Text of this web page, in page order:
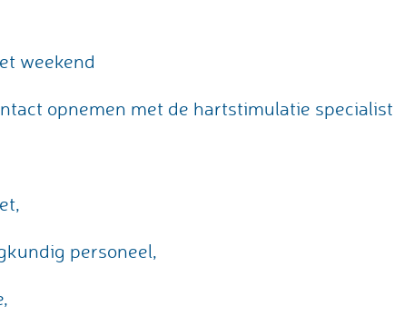
weekend
opnemen met de hartstimulatie specialist
personeel,